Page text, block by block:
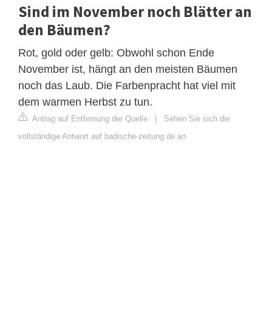
Sind im November noch Blätter an
den Bäumen?
Rot, gold oder gelb: Obwohl schon Ende
November ist, hängt an den meisten Bäumen
noch das Laub. Die Farbenpracht hat viel mit
dem warmen Herbst zu tun.
Antrag auf Entfernung der Quelle | Sehen Sie sich die
vollständige Antwort auf badische-zeitung.de an